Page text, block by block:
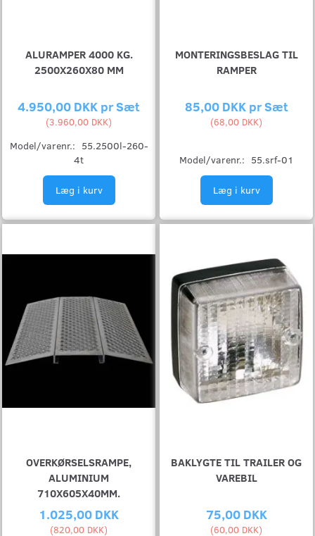
ALURAMPER 4000 KG.
2500X260X80 MM
4.950,00 DKK prSæt
(3.960,00 DKK)
Model/varenr.: 55.2500l-260-
4t
Læg i kurv
MONTERINGSBESLAG TIL
RAMPER
85,00 DKK prSæt
(68,00 DKK)
Model/varenr.: 55.srf-01
Læg i kurv
OVERKØRSELSRAMPE,
ALUMINIUM
710X605X40MM.
1.025,00 DKK
(820,00 DKK)
BAKLYGTE TIL TRAILER OG
VAREBIL
75,00 DKK
(60,00 DKK)